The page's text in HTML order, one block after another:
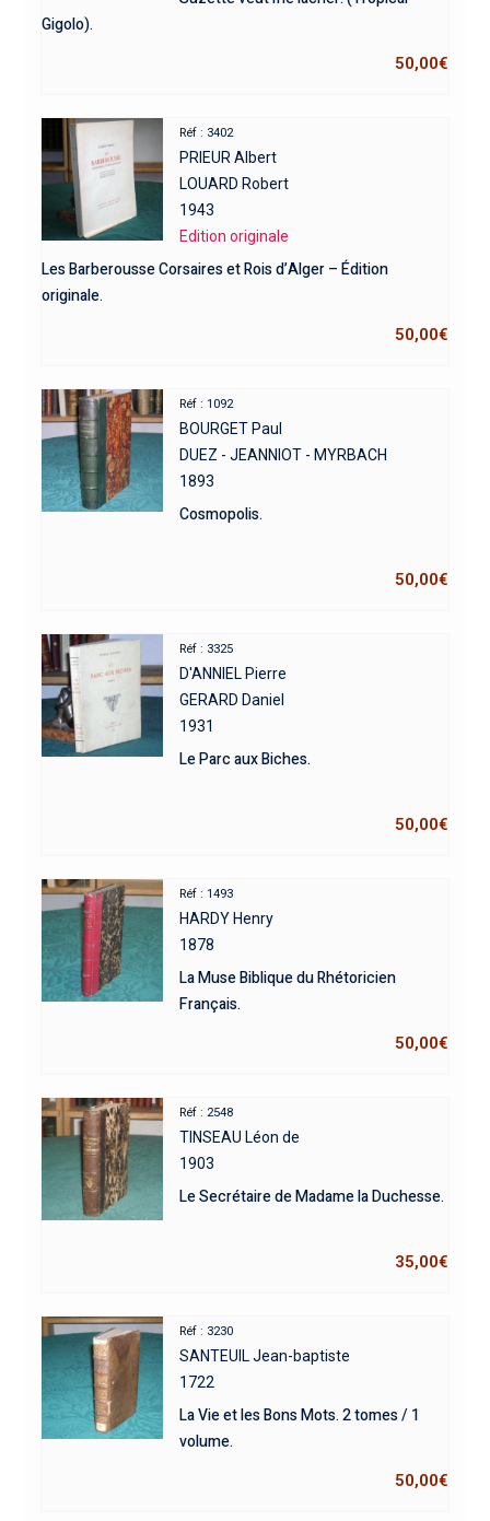
Gigolo).
50,00€
Réf : 3402
PRIEUR Albert
LOUARD Robert
1943
Edition originale
Les Barberousse Corsaires et Rois d’Alger – Édition
originale.
50,00€
Réf : 1092
BOURGET Paul
DUEZ - JEANNIOT - MYRBACH
1893
Cosmopolis.
50,00€
Réf : 3325
D'ANNIEL Pierre
GERARD Daniel
1931
Le Parc aux Biches.
50,00€
Réf : 1493
HARDY Henry
1878
La Muse Biblique du Rhétoricien
Français.
50,00€
Réf : 2548
TINSEAU Léon de
1903
Le Secrétaire de Madame la Duchesse.
35,00€
Réf : 3230
SANTEUIL Jean-baptiste
1722
La Vie et les Bons Mots. 2 tomes / 1
volume.
50,00€